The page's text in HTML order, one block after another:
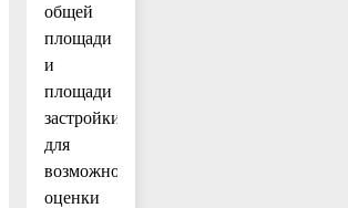
общей
площади
и
площади
застройки
для
возможности
оценки